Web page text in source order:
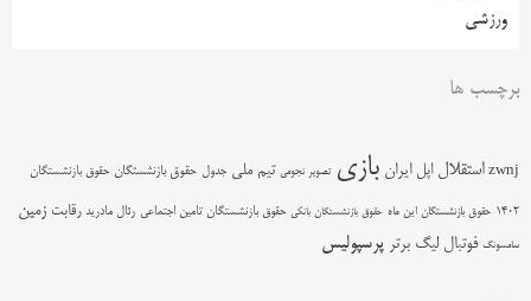
ورزشی
برچسب ها
zwnj استقلال اپل ایران بازی تصویر نجومی تیم ملی جدول حقوق بازنشستگان حقوق بازنشستگان
1402 حقوق بازنشستگان این ماه حقوق بازنشستگان بانکی حقوق بازنشستگان تامین اجتماعی رئال مادرید رقابت زمین
سامسونگ فوتبال لیگ برتر پرسپولیس